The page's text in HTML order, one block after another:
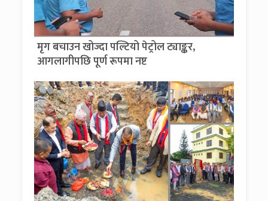
मृग बचाउन खोज्दा पल्टियो पेट्रोल ट्याङ्कर,
आगलागीपछि पूर्ण रूपमा नष्ट